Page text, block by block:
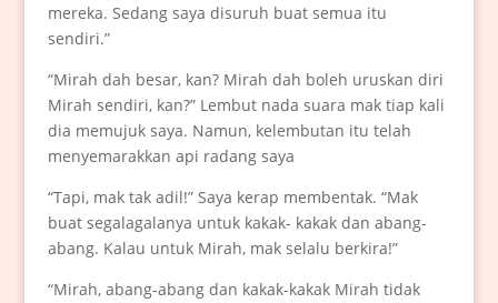
mereka. Sedang saya disuruh buat semua itu
sendiri.”
“Mirah dah besar, kan? Mirah dah boleh uruskan diri
Mirah sendiri, kan?” Lembut nada suara mak tiap kali
dia memujuk saya. Namun, kelembutan itu telah
menyemarakkan api radang saya
“Tapi, mak tak adil!” Saya kerap membentak. “Mak
buat segalagalanya untuk kakak- kakak dan abang-
abang. Kalau untuk Mirah, mak selalu berkira!”
“Mirah, abang-abang dan kakak-kakak Mirah tidak